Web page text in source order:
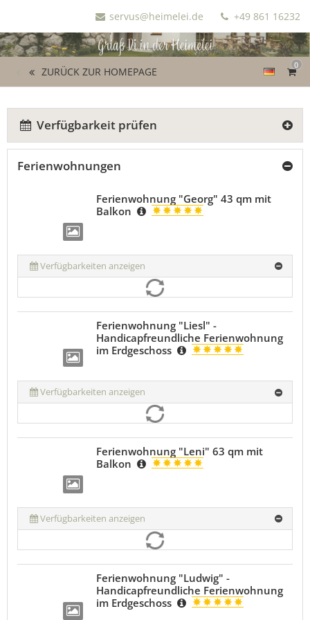
servus@heimelei.de +49 861 16232
0
ZURÜCK ZUR HOMEPAGE
Verfügbarkeit prüfen
Ferienwohnungen
Ferienwohnung "Georg" 43 qm mit
Balkon
Verfügbarkeiten anzeigen
Ferienwohnung "Liesl" -
Handicapfreundliche Ferienwohnung
im Erdgeschoss
Verfügbarkeiten anzeigen
Ferienwohnung "Leni" 63 qm mit
Balkon
Verfügbarkeiten anzeigen
Ferienwohnung "Ludwig" -
Handicapfreundliche Ferienwohnung
im Erdgeschoss